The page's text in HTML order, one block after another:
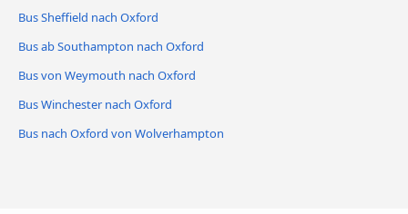
Bus Sheffield nach Oxford
Bus ab Southampton nach Oxford
Bus von Weymouth nach Oxford
Bus Winchester nach Oxford
Bus nach Oxford von Wolverhampton